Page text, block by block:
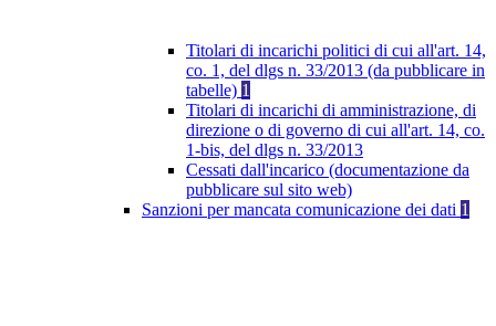
Titolari di incarichi politici di cui all'art. 14,
co. 1, del dlgs n. 33/2013 (da pubblicare in
tabelle) 1
Titolari di incarichi di amministrazione, di
direzione o di governo di cui all'art. 14, co.
1-bis, del dlgs n. 33/2013
Cessati dall'incarico (documentazione da
pubblicare sul sito web)
Sanzioni per mancata comunicazione dei dati 1